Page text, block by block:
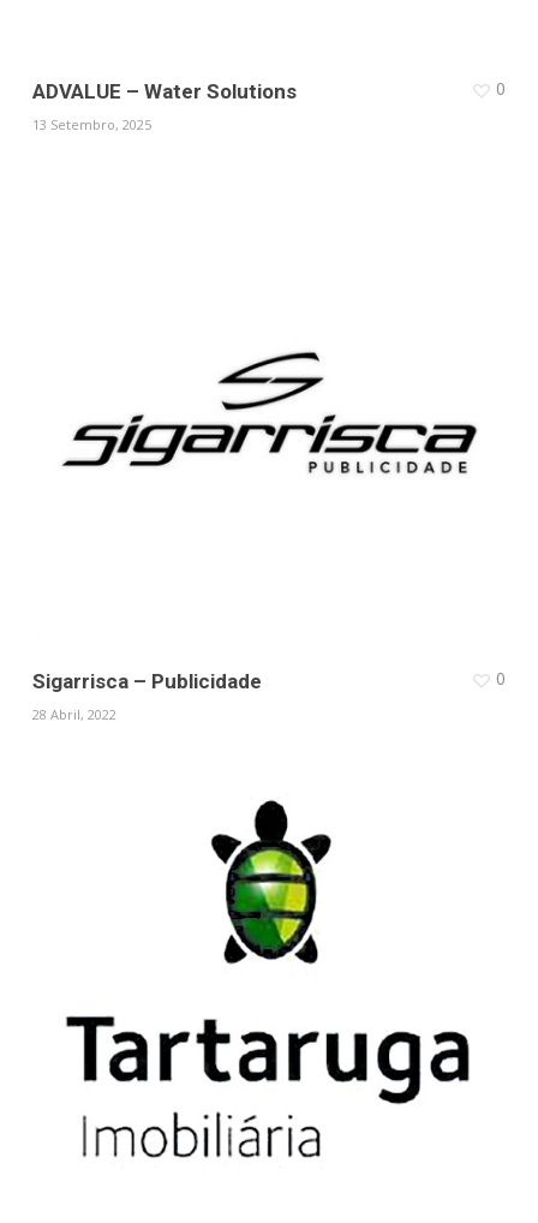
ADVALUE – Water Solutions
13 Setembro, 2025
0
Sigarrisca – Publicidade
28 Abril, 2022
0